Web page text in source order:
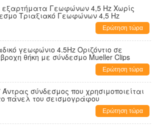
εξαρτήματα Γεωφώνων 4,5 Hz Χωρίς
Τριαξιακό Γεωφώνων 4,5 Hz
Ερώτηση τώρα
γεωφώνιο 4.5Hz Οριζόντιο σε
θήκη με σύνδεσμο Mueller Clips
Ερώτηση τώρα
Άντρας σύνδεσμος που χρησιμοποιείται
πάνελ του σεισμογράφου
Ερώτηση τώρα